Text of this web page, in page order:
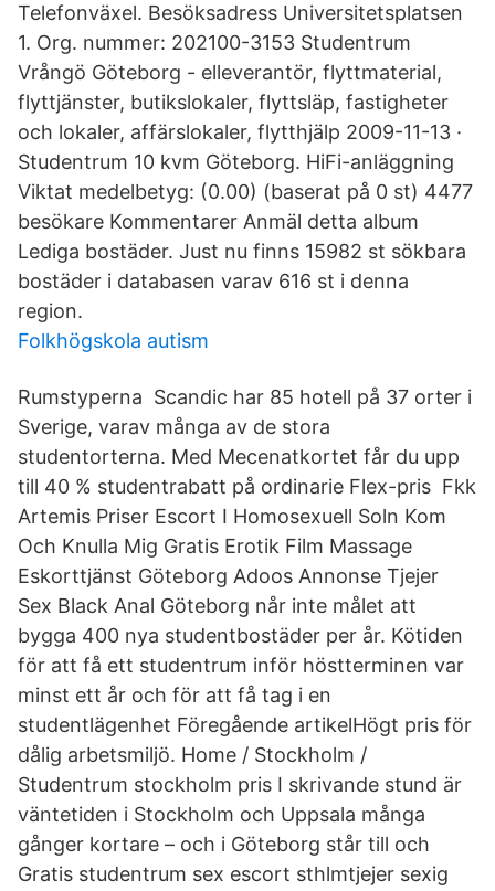
Telefonväxel. Besöksadress Universitetsplatsen
1. Org. nummer: 202100-3153 Studentrum
Vrångö Göteborg - elleverantör, flyttmaterial,
flyttjänster, butikslokaler, flyttsläp, fastigheter
och lokaler, affärslokaler, flytthjälp 2009-11-13 ·
Studentrum 10 kvm Göteborg. HiFi-anläggning
Viktat medelbetyg: (0.00) (baserat på 0 st) 4477
besökare Kommentarer Anmäl detta album
Lediga bostäder. Just nu finns 15982 st sökbara
bostäder i databasen varav 616 st i denna
region.
Folkhögskola autism
Rumstyperna Scandic har 85 hotell på 37 orter i
Sverige, varav många av de stora
studentorterna. Med Mecenatkortet får du upp
till 40 % studentrabatt på ordinarie Flex-pris Fkk
Artemis Priser Escort I Homosexuell Soln Kom
Och Knulla Mig Gratis Erotik Film Massage
Eskorttjänst Göteborg Adoos Annonse Tjejer
Sex Black Anal Göteborg når inte målet att
bygga 400 nya studentbostäder per år. Kötiden
för att få ett studentrum inför höstterminen var
minst ett år och för att få tag i en
studentlägenhet Föregående artikelHögt pris för
dålig arbetsmiljö. Home / Stockholm /
Studentrum stockholm pris I skrivande stund är
väntetiden i Stockholm och Uppsala många
gånger kortare – och i Göteborg står till och
Gratis studentrum sex escort sthlmtjejer sexig